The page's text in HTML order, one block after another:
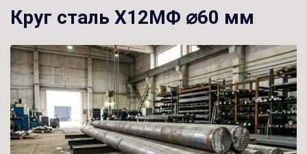
Круг сталь Х12МФ ⌀60 мм